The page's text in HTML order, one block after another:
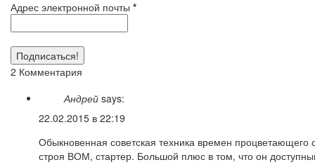
Адрес электронной почты *
2 Комментария
Андрей says:
22.02.2015 в 22:19
Обыкновенная советская техника времен
строя ВОМ, стартер. Большой плюс в том, что он